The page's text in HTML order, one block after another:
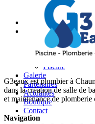
Accueil
Services
Salle de bain
Plomberie
Chauffage
Piscine
Galerie
Partenaires
Actualités
Boutique
Contact
G3eaux est plombier à
dans la création de salle de
et maintenance de plomberie
Navigation